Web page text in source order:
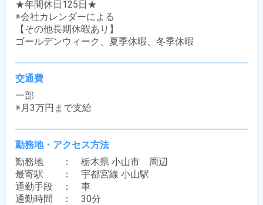
★年間休日125日★
※会社カレンダーによる
【その他長期休暇あり】
ゴールデンウィーク、夏季休暇、冬季休暇
交通費
一部
※月3万円まで支給
勤務地・アクセス方法
勤務地　　：　栃木県 小山市　周辺
最寄駅　　：　宇都宮線 小山駅
通勤手段　：　車
通勤時間　：　30分